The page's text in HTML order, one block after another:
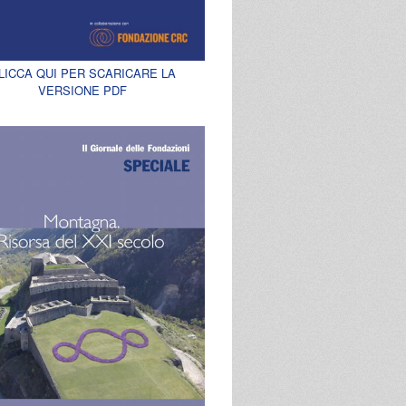
QUI PER SCARICARE LA
VERSIONE PDF